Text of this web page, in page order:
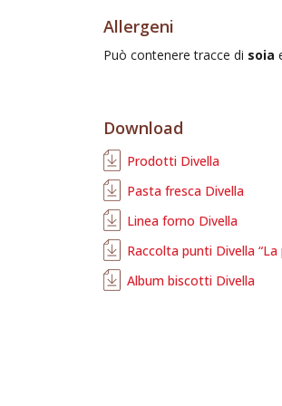
Allergeni
Può contenere tracce di soia
Download
Prodotti Divella
Pasta fresca Divella
Linea forno Divella
Raccolta punti Divella
Album biscotti Divella